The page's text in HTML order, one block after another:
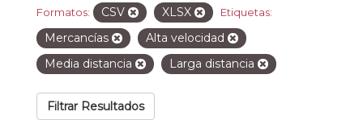
Formatos: CSV XLSX Etiquetas:
Mercancías
Alta velocidad
Media distancia
Larga distancia
Filtrar Resultados